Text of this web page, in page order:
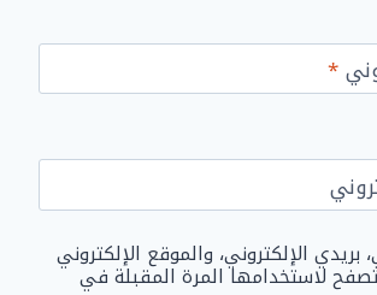
*
الإلكتروني، والموقع الإلكتروني
لاستخدامها المرة المقبلة في